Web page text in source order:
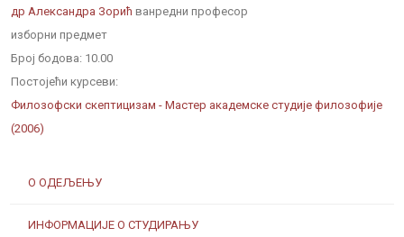
О ОДЕЉЕЊУ
ИНФОРМАЦИЈЕ О СТУДИРАЊУ
др Александра Зорић ванредни професор
изборни предмет
Број бодова: 10.00
Постојећи курсеви:
Филозофски скептицизам - Мастер академске студије филозофије
(2006)